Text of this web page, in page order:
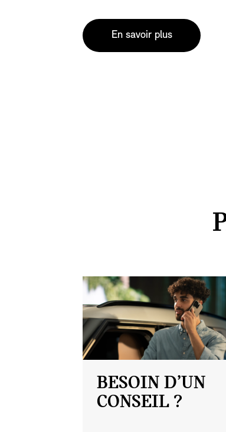
En savoir plus
BESOIN D’UN
CONSEIL ?